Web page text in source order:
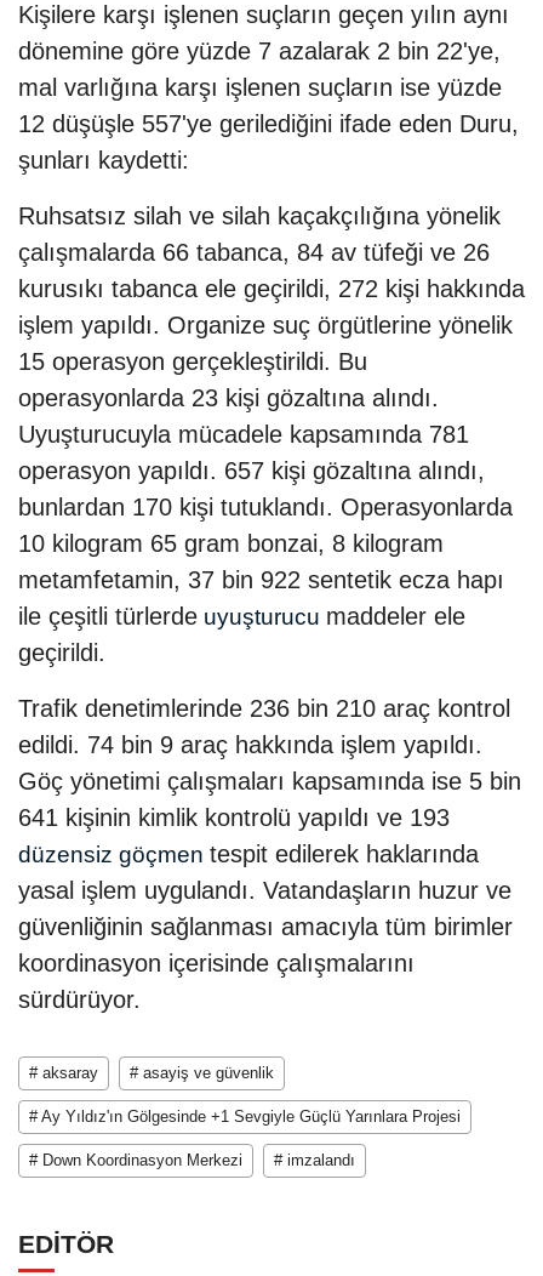
Kişilere karşı işlenen suçların geçen yılın aynı
dönemine göre yüzde 7 azalarak 2 bin 22'ye,
mal varlığına karşı işlenen suçların ise yüzde
12 düşüşle 557'ye gerilediğini ifade eden Duru,
şunları kaydetti:
Ruhsatsız silah ve silah kaçakçılığına yönelik
çalışmalarda 66 tabanca, 84 av tüfeği ve 26
kurusıkı tabanca ele geçirildi, 272 kişi hakkında
işlem yapıldı. Organize suç örgütlerine yönelik
15 operasyon gerçekleştirildi. Bu
operasyonlarda 23 kişi gözaltına alındı.
Uyuşturucuyla mücadele kapsamında 781
operasyon yapıldı. 657 kişi gözaltına alındı,
bunlardan 170 kişi tutuklandı. Operasyonlarda
10 kilogram 65 gram bonzai, 8 kilogram
metamfetamin, 37 bin 922 sentetik ecza hapı
ile çeşitli türlerde uyuşturucu maddeler ele
geçirildi.
Trafik denetimlerinde 236 bin 210 araç kontrol
edildi. 74 bin 9 araç hakkında işlem yapıldı.
Göç yönetimi çalışmaları kapsamında ise 5 bin
641 kişinin kimlik kontrolü yapıldı ve 193
düzensiz göçmen tespit edilerek haklarında
yasal işlem uygulandı. Vatandaşların huzur ve
güvenliğinin sağlanması amacıyla tüm birimler
koordinasyon içerisinde çalışmalarını
sürdürüyor.
# aksaray # asayiş ve güvenlik
# Ay Yıldız'ın Gölgesinde +1 Sevgiyle Güçlü Yarınlara Projesi
# Down Koordinasyon Merkezi # imzalandı
EDİTÖR